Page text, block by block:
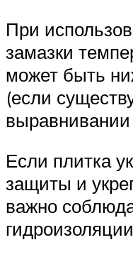
При
замазки
может быть
(если
выравнивании
Если плитка
защиты и
важно